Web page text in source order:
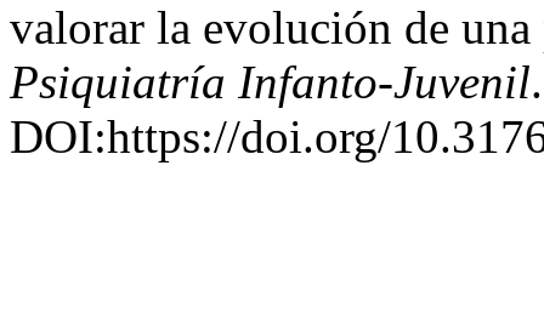
valorar la evolución de
Psiquiatría Infanto-Juvenil
DOI:https://doi.org/